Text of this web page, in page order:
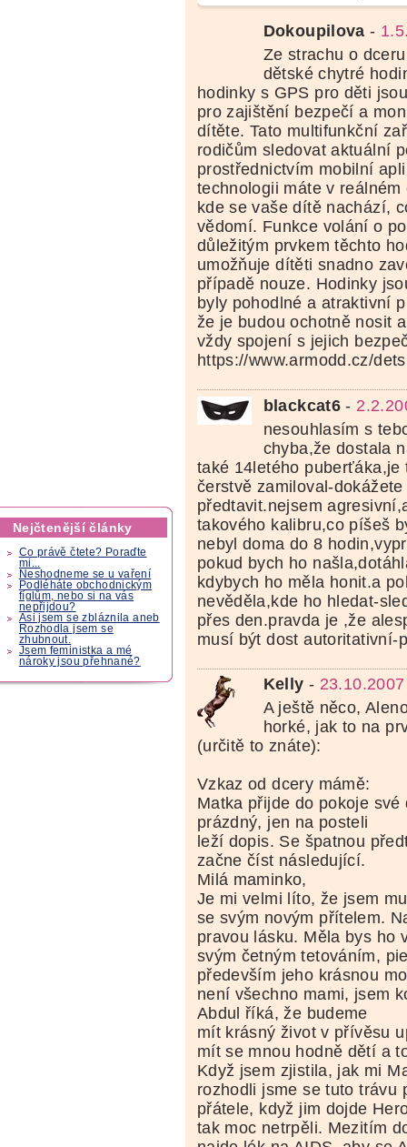
Nejčtenější články
Co právě čtete? Poraďte
mi...
Neshodneme se u vaření
Podléháte obchodnickým
fíglům, nebo si na vás
nepřijdou?
Asi jsem se zbláznila aneb
Rozhodla jsem se
zhubnout.
Jsem feministka a mé
nároky jsou přehnané?
Dokoupilova -
Ze strachu o
dětské chytré
hodinky s GPS pro děti
pro zajištění bezpečí a
dítěte. Tato multifunkční
rodičům sledovat aktuální
prostřednictvím mobilní
technologii máte v
kde se vaše dítě nachází,
vědomí. Funkce volání o
důležitým prvkem těchto
umožňuje dítěti snadno
případě nouze. Hodinky
byly pohodlné a atraktivní
že je budou ochotně nosit
vždy spojení s jejich
https://www.armodd.cz/
blackcat6 -
nesouhlasím s
chyba,že dostala
také 14letého puberťáka,je
čerstvě zamiloval-
předtavit.nejsem
takového kalibru,co píšeš
nebyl doma do 8
pokud bych ho
kdybych ho měla honit.a
nevěděla,kde ho hledat-
přes den.pravda je ,že
musí být dost autoritativní-
Kelly -
A ještě něco,
horké, jak to na
(určitě to znáte):
Vzkaz od dcery mámě:
Matka přijde do pokoje
prázdný, jen na posteli
leží dopis. Se špatnou
začne číst následující.
Milá maminko,
Je mi velmi líto, že jsem
se svým novým přítelem.
pravou lásku. Měla bys ho
svým četným tetováním,
především jeho krásnou
není všechno mami, jsem
Abdul říká, že budeme
mít krásný život v přívěsu
mít se mnou hodně dětí a
Když jsem zjistila, jak mi
rozhodli jsme se tuto trávu
přátele, když jim dojde
tak moc netrpěli. Mezitím